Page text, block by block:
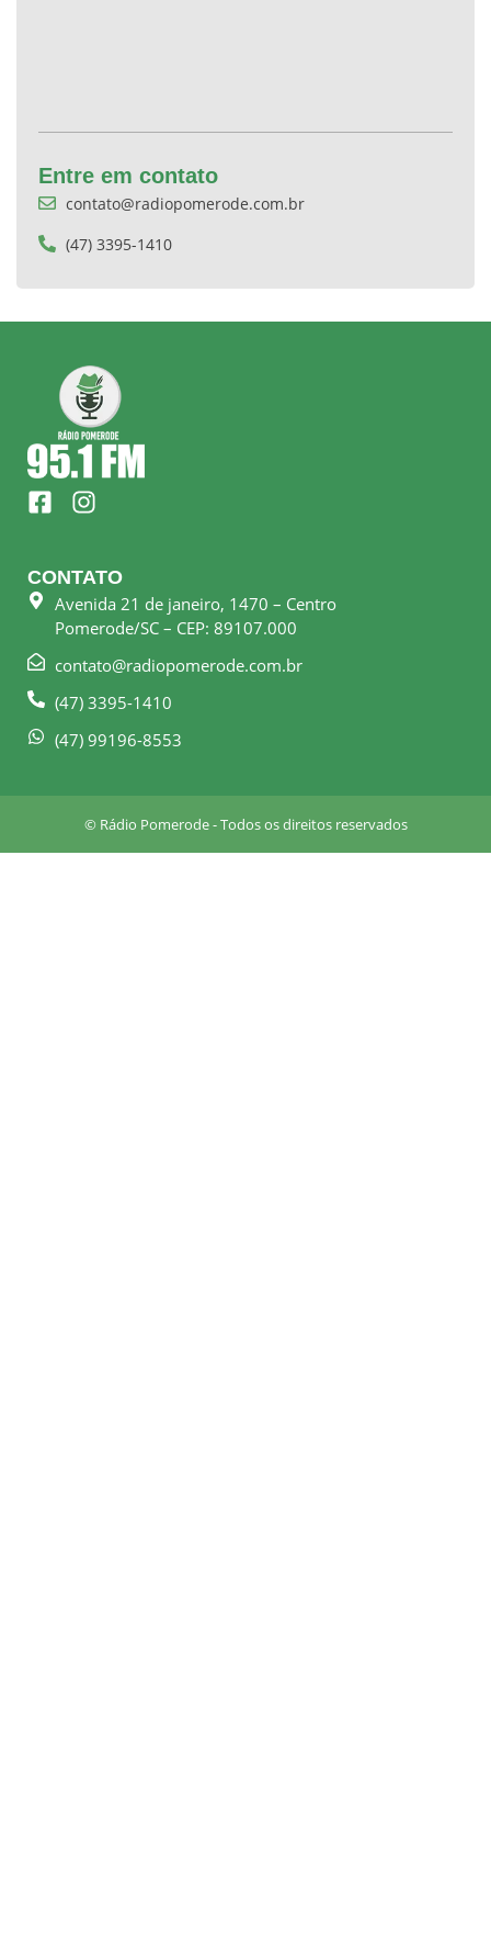
Entre em contato
contato@radiopomerode.com.br
(47) 3395-1410
F
a
e
b
o
k
s
q
a
I
n
t
a
g
r
a
m
CONTATO
Avenida 21 de janeiro, 1470 – Centro
Pomerode/SC – CEP: 89107.000
contato@radiopomerode.com.br
(47) 3395-1410
(47) 99196-8553
© Rádio Pomerode - Todos os direitos reservados